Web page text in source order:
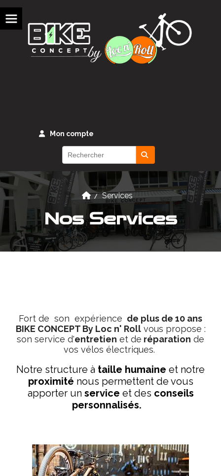
Mon compte
Services
Nos Services
Fort de son expérience de plus de 10 ans
BIKE CONCEPT By Loc n' Rollvous propose :
son service d'entretien et de réparation de
vos vélos électriques.
Notre structure à taille humaine et notre
proximité nous permettent de vous
apporter un service et des conseils
personnalisés.